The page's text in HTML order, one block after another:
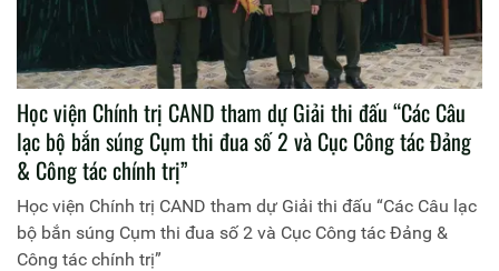
Học viện Chính trị CAND tham dự Giải thi đấu “Các Câu
lạc bộ bắn súng Cụm thi đua số 2 và Cục Công tác Đảng
& Công tác chính trị”
Học viện Chính trị CAND tham dự Giải thi đấu “Các Câu lạc
bộ bắn súng Cụm thi đua số 2 và Cục Công tác Đảng &
Công tác chính trị”